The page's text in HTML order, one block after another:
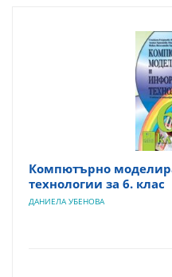
Компютърно
технологии за 6. клас
ДАНИЕЛА УБЕНОВА